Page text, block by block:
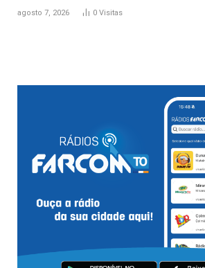
agosto 7, 2026 0 Visitas